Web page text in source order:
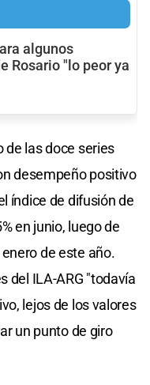
algunos
Rosario "lo peor ya
de las doce series
desempeño positivo
índice de difusión de
en junio, luego de
de este año.
del ILA-ARG "todavía
lejos de los valores
un punto de giro